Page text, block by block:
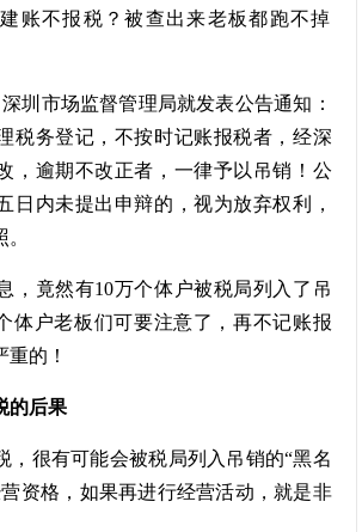
圳市场监督管理局就发表公告通知：
税务登记，不按时记账报税者，经深
，逾期不改正者，一律予以吊销！公
日内未提出申辩的，视为放弃权利，
，竟然有10万个体户被税局列入了吊
体户老板们可要注意了，再不记账报
的！
的后果
，很有可能会被税局列入吊销的“黑名
资格，如果再进行经营活动，就是非